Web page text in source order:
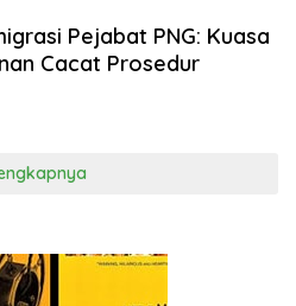
Pejabat PNG: Kuasa
Cacat Prosedur